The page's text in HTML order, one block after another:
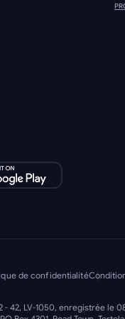
de confidentialité
42, LV-1050, enregistrée le